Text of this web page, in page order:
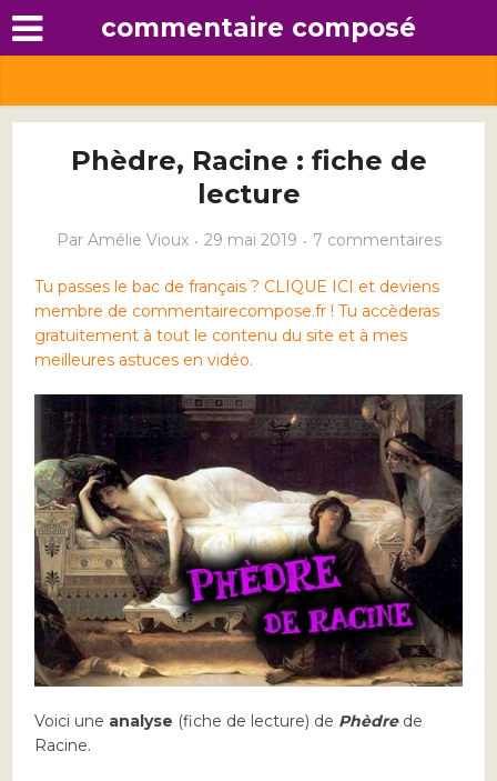
commentaire composé
Phèdre, Racine : fiche de
lecture
Par Amélie Vioux 29 mai 2019 7 commentaires
Tu passes le bac de français ? CLIQUE ICI et deviens
membre de commentairecompose.fr ! Tu accèderas
gratuitement à tout le contenu du site et à mes
meilleures astuces en vidéo.
Voici une analyse (fiche de lecture) de Phèdrede
Racine.